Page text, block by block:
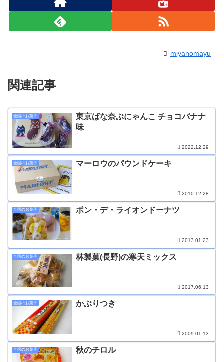
miyanomayu
関連記事
全国のお菓子
東京ばな奈ぶにゃんこ チョコバナナ
味
2022.12.29
全国のお菓子 マーロウのパウンドケーキ
2010.12.28
全国のお菓子 ポン・デ・ライオンドーナツ
2013.01.23
全国のお菓子 林製菓(長野)の寒天ミックス
2017.06.13
全国のお菓子 かぶりつき
2009.01.13
全国のお菓子 秋のチロル